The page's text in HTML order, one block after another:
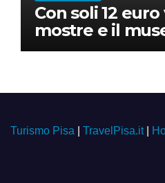
Con soli 12
mostre e il
Turismo Pisa TravelPisa.it|